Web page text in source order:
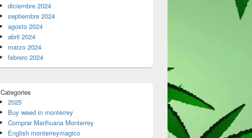
diciembre 2024
septiembre 2024
agosto 2024
abril 2024
marzo 2024
febrero 2024
Categories
2025
Buy weed in monterrey
Comprar Marihuana Monterrey
English monterreymagico